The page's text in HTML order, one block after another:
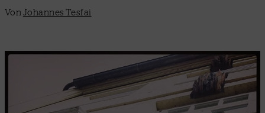
Von Johannes Tesfai